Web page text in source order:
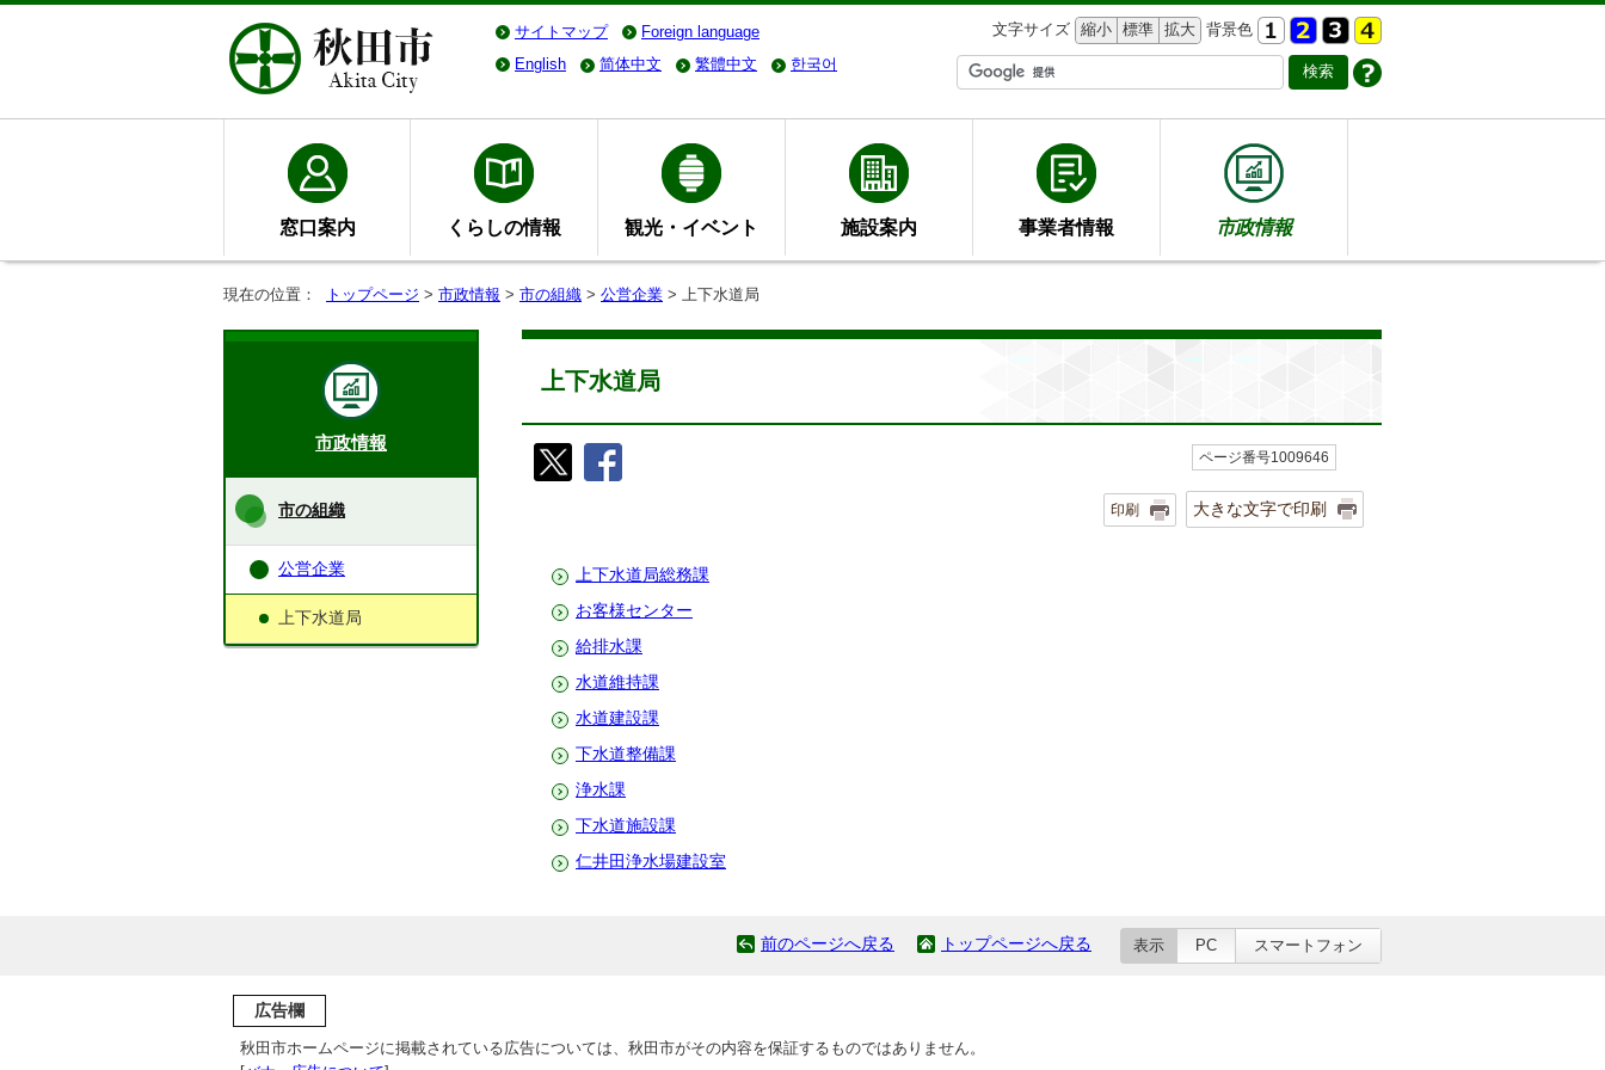
サイトマップ Foreign language 文字サイズ 縮小 標準 拡大 背景色
English
简体中文 繁體中文 한국어
窓口案内 くらしの情報 観光・イベント 施設案内 事業者情報 市政情報
現在の位置： トップページ > 市政情報 > 市の組織 > 公営企業 > 上下水道局
上下水道局
ページ番号1009646
印刷 大きな文字で印刷
上下水道局総務課
お客様センター
給排水課
水道維持課
水道建設課
下水道整備課
浄水課
下水道施設課
仁井田浄水場建設室
市政情報
市の組織
公営企業
上下水道局
前のページへ戻る トップページへ戻る 表示 PC スマートフォン
広告欄
秋田市ホームページに掲載されている広告については、秋田市がその内容を保証するものではありません。